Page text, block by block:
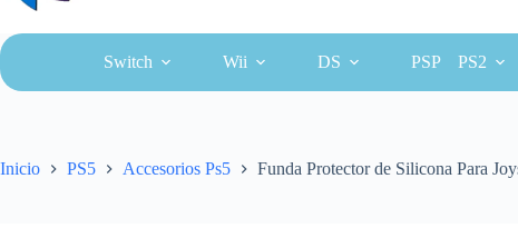
Switch Wii DS PSP PS2
Inicio PS5 Accesorios Ps5 Funda Protector de Silicona Para